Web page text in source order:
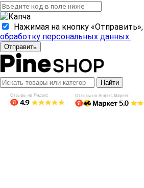
Нажимая на кнопку
обработку персональных данных.
Отправить
Найти